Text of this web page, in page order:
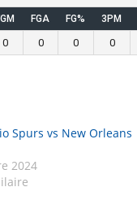
FGA FG% 3PM
0 0 0 0
Spurs vs New Orleans
2024